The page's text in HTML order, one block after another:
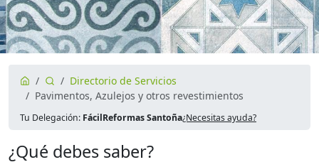
Directorio de Servicios
Pavimentos, Azulejos y otros revestimientos
Tu Delegación: FácilReformas Santoña¿Necesitas ayuda?
¿Qué debes saber?